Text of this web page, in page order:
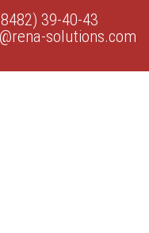
39-40-43
solutions.com